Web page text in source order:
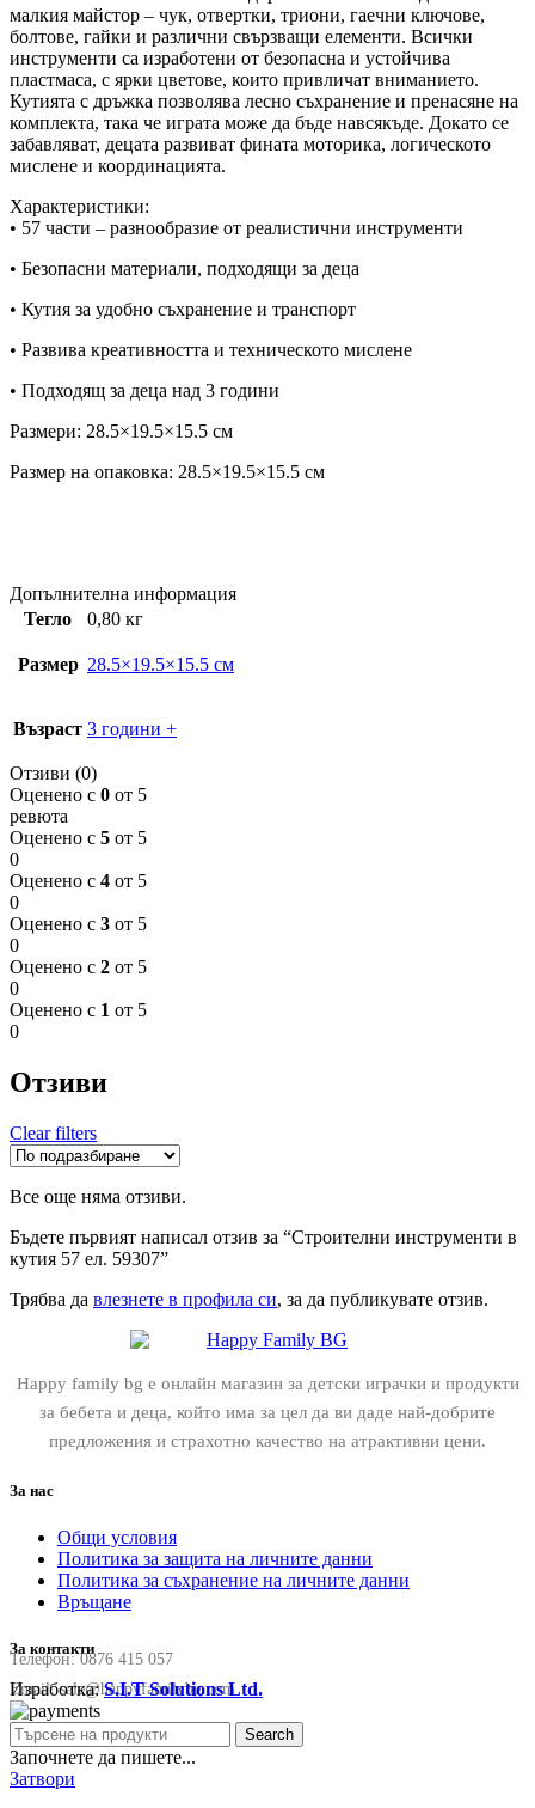
малкия майстор – чук, отвертки, триони, гаечни ключове,
болтове, гайки и различни свързващи елементи. Всички
инструменти са изработени от безопасна и устойчива
пластмаса, с ярки цветове, които привличат вниманието.
Кутията с дръжка позволява лесно съхранение и пренасяне на
комплекта, така че играта може да бъде навсякъде. Докато се
забавляват, децата развиват фината моторика, логическото
мислене и координацията.
Характеристики:
• 57 части – разнообразие от реалистични инструменти
• Безопасни материали, подходящи за деца
• Кутия за удобно съхранение и транспорт
• Развива креативността и техническото мислене
• Подходящ за деца над 3 години
Размери: 28.5×19.5×15.5 см
Размер на опаковка: 28.5×19.5×15.5 см
Допълнителна информация
Тегло
0,80 кг
Размер 28.5×19.5×15.5 см
Възраст 3 години +
Отзиви (0)
Оценено с 0 от 5
ревюта
Оценено с 5 от 5
0
Оценено с 4 от 5
0
Оценено с 3 от 5
0
Оценено с 2 от 5
0
Оценено с 1 от 5
0
Отзиви
Clear filters
Все още няма отзиви.
Бъдете първият написал отзив за “Строителни инструменти в
кутия 57 ел. 59307”
Трябва да влезнете в профила си, за да публикувате отзив.
Happy family bg е онлайн магазин за детски играчки и продукти
за бебета и деца, който има за цел да ви даде най-добрите
предложения и страхотно качество на атрактивни цени.
За нас
Общи условия
Политика за защита на личните данни
Политика за съхранение на личните данни
Връщане
За контакти
Телефон:0876 415 057
Email:sale@happyfamilybg.com
Изработка:S.I.T Solutions Ltd.
Search
Започнете да пишете...
Затвори